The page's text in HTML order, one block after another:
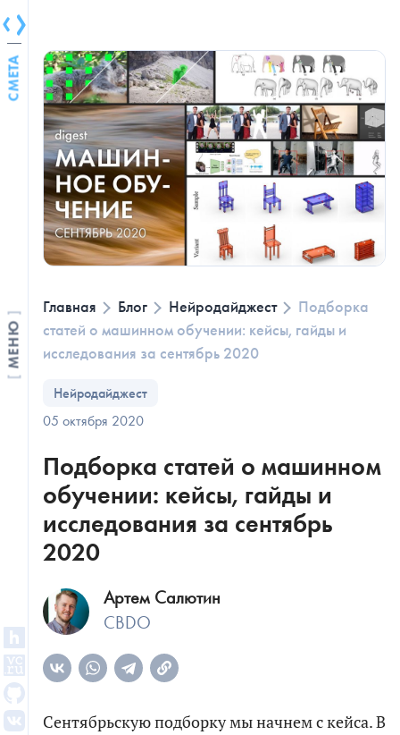
Главная Блог Нейродайджест
Подборка
статей о машинном обучении: кейсы, гайды и
исследования за сентябрь 2020
Нейродайджест
05 октября 2020
Подборка статей о машинном
обучении: кейсы, гайды и
исследования за сентябрь
2020
Артем Салютин
CBDO
Сентябрьскую подборку мы начнем с кейса. В
СМЕТА
МЕНЮ